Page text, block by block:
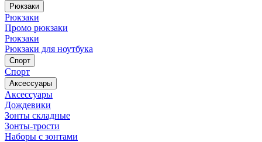
Рюкзаки
Рюкзаки
Промо рюкзаки
Рюкзаки
Рюкзаки для ноутбука
Спорт
Спорт
Аксессуары
Аксессуары
Дождевики
Зонты складные
Зонты-трости
Наборы с зонтами